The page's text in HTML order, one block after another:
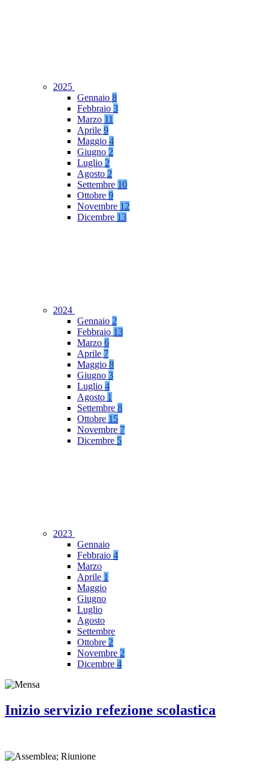
2025
Gennaio 8
Febbraio 3
Marzo 11
Aprile 9
Maggio 4
Giugno 2
Luglio 2
Agosto 2
Settembre 10
Ottobre 9
Novembre 12
Dicembre 13
2024
Gennaio 2
Febbraio 13
Marzo 6
Aprile 7
Maggio 8
Giugno 3
Luglio 4
Agosto 1
Settembre 8
Ottobre 15
Novembre 7
Dicembre 5
2023
Gennaio
Febbraio 4
Marzo
Aprile 1
Maggio
Giugno
Luglio
Agosto
Settembre
Ottobre 2
Novembre 2
Dicembre 4
Inizio servizio refezione scolastica